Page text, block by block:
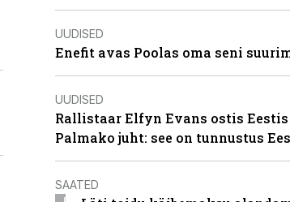
UUDISED
Enefit avas Poolas oma seni
UUDISED
Rallistaar Elfyn Evans ostis
Palmako juht: see on tunnustus
SAATED